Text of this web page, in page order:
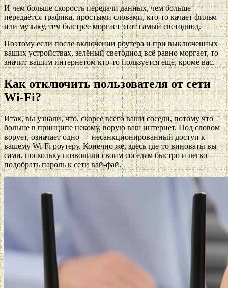
И чем больше скорость передачи данных, чем больше
передаётся трафика, простыми словами, кто-то качает фильм
или музыку, тем быстрее моргает этот самый светодиод.
Поэтому если после включении роутера и при выключенных
ваших устройствах, зелёный светодиод всё равно моргает, то
значит вашим интернетом кто-то пользуется ещё, кроме вас.
Как отключить пользователя от сети
Wi-Fi?
Итак, вы узнали, что, скорее всего ваши соседи, потому что
больше в принципе некому, ворую ваш интернет. Под словом
ворует, означает одно — несанкционированный доступ к
вашему Wi-Fi роутеру. Конечно же, здесь где-то виноваты вы
сами, поскольку позволили своим соседям быстро и легко
подобрать пароль к сети вай-фай.